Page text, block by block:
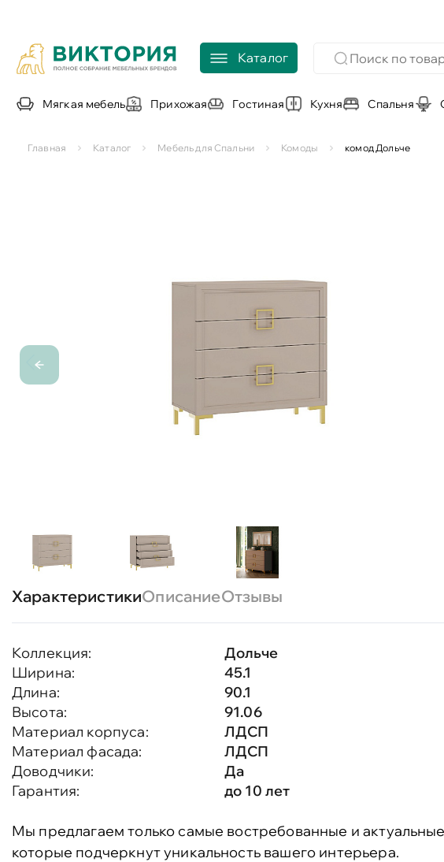
Каталог
Мягкая мебель Прихожая Гостиная Кухня Спальня
Главная Каталог Мебель для Спальни Комоды комод Дольче
ХарактеристикиОписаниеОтзывы
Коллекция:
Дольче
Ширина:
45.1
Длина:
90.1
Высота:
91.06
Материал корпуса:
ЛДСП
Материал фасада:
ЛДСП
Доводчики:
Да
Гарантия:
до 10 лет
Мы предлагаем только самые востребованные и
которые подчеркнут уникальность вашего интерьера.